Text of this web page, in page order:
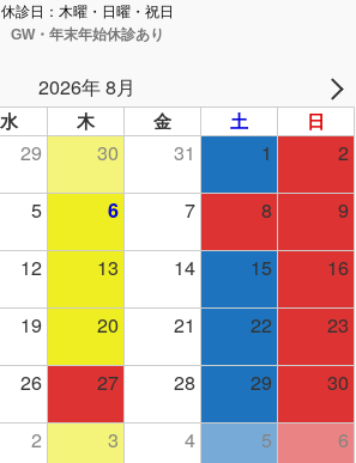
休診日：木曜・日曜・祝日
GW・年末年始休診あり
2026年 8月
水 木 金 土 日
29 30 31 1
2
5 6 7 8
9
12 13 14 15
16
19 20 21 22
23
26 27 28 29
30
2 3 4 5 6